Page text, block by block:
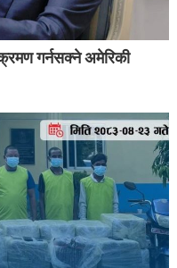
गर्नसक्ने अमेरिकी